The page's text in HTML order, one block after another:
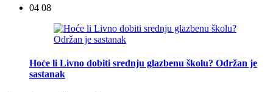
04 08
Hoće li Livno dobiti srednju glazbenu školu? Održan je
sastanak